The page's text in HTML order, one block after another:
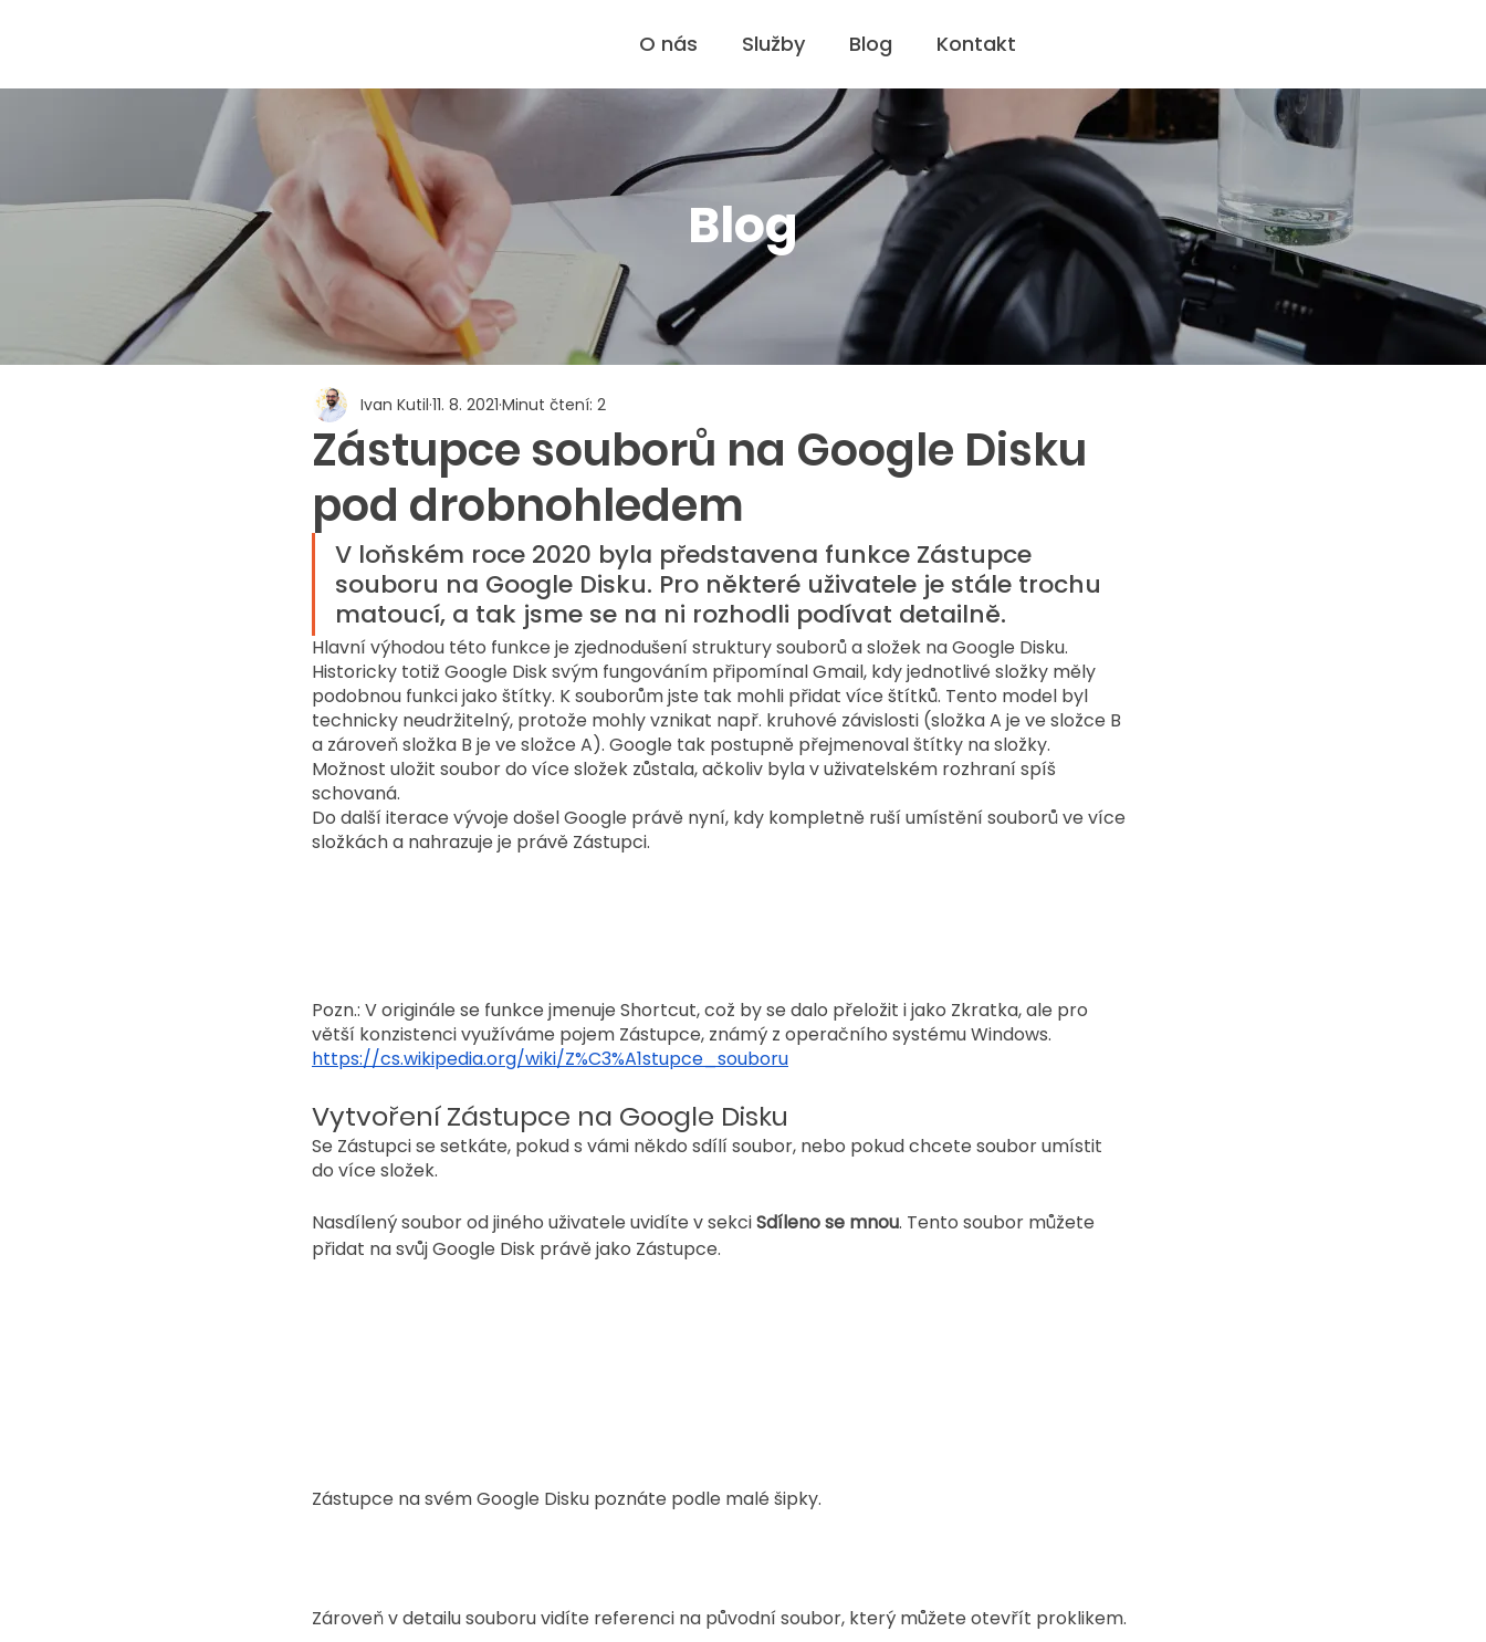
O nás Služby Blog Kontakt
Blog
Zástupce souborů na Google Disku
pod drobnohledem
Ivan Kutil 11. 8. 2021 Minut čtení: 2
V loňském roce 2020 byla představena funkce Zástupce
souboru na Google Disku. Pro některé uživatele je stále trochu
matoucí, a tak jsme se na ni rozhodli podívat detailně.
Hlavní výhodou této funkce je zjednodušení struktury souborů a složek na Google Disku.
Historicky totiž Google Disk svým fungováním připomínal Gmail, kdy jednotlivé složky měly
podobnou funkci jako štítky. K souborům jste tak mohli přidat více štítků. Tento model byl
technicky neudržitelný, protože mohly vznikat např. kruhové závislosti (složka A je ve složce B
a zároveň složka B je ve složce A). Google tak postupně přejmenoval štítky na složky.
Možnost uložit soubor do více složek zůstala, ačkoliv byla v uživatelském rozhraní spíš
schovaná.
Do další iterace vývoje došel Google právě nyní, kdy kompletně ruší umístění souborů ve více
složkách a nahrazuje je právě Zástupci.
Pozn.: V originále se funkce jmenuje Shortcut, což by se dalo přeložit i jako Zkratka, ale pro
větší konzistenci využíváme pojem Zástupce, známý z operačního systému Windows.
https://cs.wikipedia.org/wiki/Z%C3%A1stupce_souboru
Vytvoření Zástupce na Google Disku
Se Zástupci se setkáte, pokud s vámi někdo sdílí soubor, nebo pokud chcete soubor umístit
do více složek.
Nasdílený soubor od jiného uživatele uvidíte v sekci Sdíleno se mnou. Tento soubor můžete
přidat na svůj Google Disk právě jako Zástupce.
Zástupce na svém Google Disku poznáte podle malé šipky.
Zároveň v detailu souboru vidíte referenci na původní soubor, který můžete otevřít proklikem.